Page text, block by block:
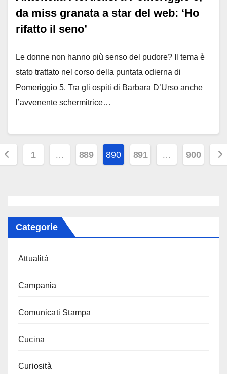
da miss granata a star del web: ‘Ho
rifatto il seno’
Le donne non hanno più senso del pudore? Il tema è
stato trattato nel corso della puntata odierna di
Pomeriggio 5. Tra gli ospiti di Barbara D’Urso anche
l’avvenente schermitrice…
1 … 889 890 891 … 900
Categorie
Attualità
Campania
Comunicati Stampa
Cucina
Curiosità